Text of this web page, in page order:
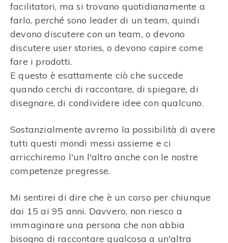
facilitatori, ma si trovano quotidianamente a
farlo, perché sono leader di un team, quindi
devono discutere con un team, o devono
discutere user stories, o devono capire come
fare i prodotti.
E questo è esattamente ciò che succede
quando cerchi di raccontare, di spiegare, di
disegnare, di condividere idee con qualcuno.
Sostanzialmente avremo la possibilità di avere
tutti questi mondi messi assieme e ci
arricchiremo l'un l'altro anche con le nostre
competenze pregresse.
Mi sentirei di dire che è un corso per chiunque
dai 15 ai 95 anni. Davvero, non riesco a
immaginare una persona che non abbia
bisogno di raccontare qualcosa a un'altra